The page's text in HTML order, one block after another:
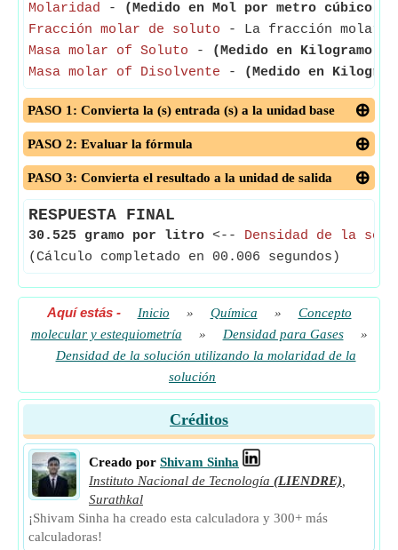
Molaridad - (Medido en Mol por metro cúbico)
Fracción molar de soluto - La fracción molar
Masa molar of Soluto - (Medido en Kilogramo)
Masa molar of Disolvente - (Medido en
PASO 1: Convierta la (s) entrada (s) a la unidad base
PASO 2: Evaluar la fórmula
PASO 3: Convierta el resultado a la unidad de salida
RESPUESTA FINAL
30.525 gramo por litro <-- Densidad de la
(Cálculo completado en 00.006 segundos)
Aquí estás- Inicio » Química »
Concepto
molecular y estequiometría
» Densidad para Gases
»
Densidad de la solución utilizando la molaridad de la
solución
Créditos
Creado por Shivam Sinha
Instituto Nacional de Tecnología (LIENDRE)
Surathkal
¡Shivam Sinha ha creado esta calculadora y 300+ más
calculadoras!